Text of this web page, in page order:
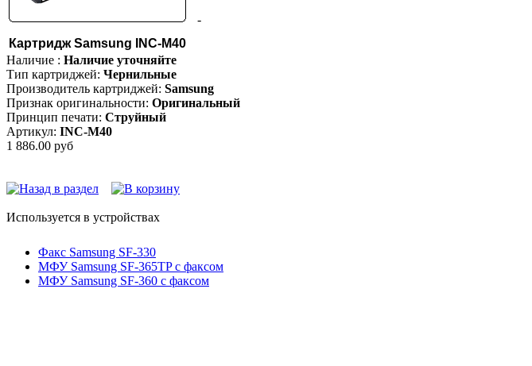
Картридж Samsung INC-M40
-
Наличие : Наличие уточняйте
Тип картриджей: Чернильные
Производитель картриджей: Samsung
Признак оригинальности: Оригинальный
Принцип печати: Струйный
Артикул: INC-M40
1 886.00 руб
Используется в устройствах
Факс Samsung SF-330
МФУ Samsung SF-365TP с факсом
МФУ Samsung SF-360 с факсом